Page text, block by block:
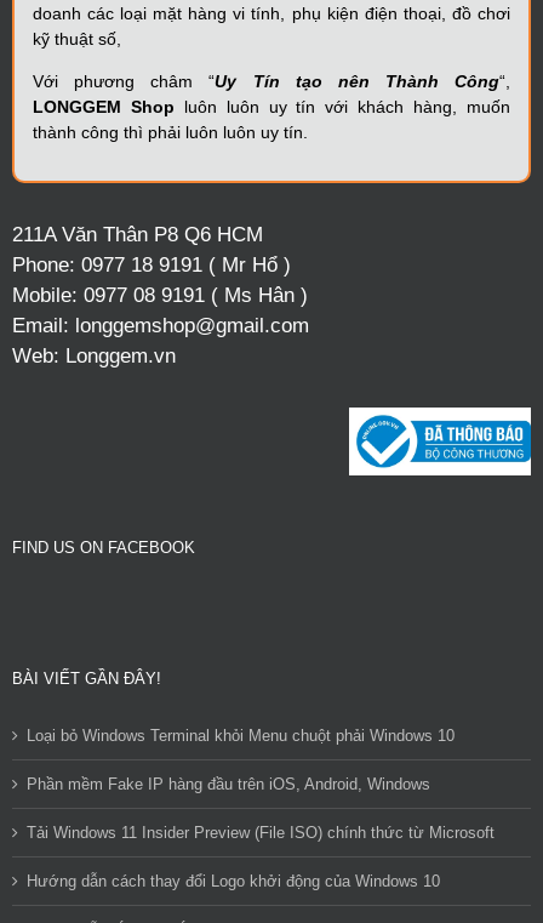
doanh các loại mặt hàng vi tính, phụ kiện điện thoại, đồ chơi
kỹ thuật số,
Với phương châm “Uy Tín tạo nên Thành Công“,
LONGGEM Shop luôn luôn uy tín với khách hàng, muốn
thành công thì phải luôn luôn uy tín.
211A Văn Thân P8 Q6 HCM
Phone: 0977 18 9191 ( Mr Hổ )
Mobile: 0977 08 9191 ( Ms Hân )
Email: longgemshop@gmail.com
Web: Longgem.vn
FIND US ON FACEBOOK
BÀI VIẾT GẦN ĐÂY!
Loại bỏ Windows Terminal khỏi Menu chuột phải Windows 10
Phần mềm Fake IP hàng đầu trên iOS, Android, Windows
Tải Windows 11 Insider Preview (File ISO) chính thức từ Microsoft
Hướng dẫn cách thay đổi Logo khởi động của Windows 10